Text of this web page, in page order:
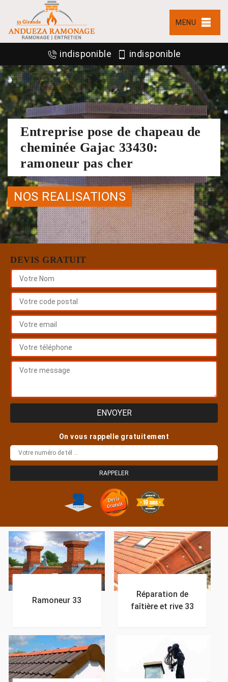
MENU
indisponible indisponible
Entreprise pose de chapeau de
cheminée Gajac 33430:
ramoneur pas cher
NOS REALISATIONS
DEVIS GRATUIT
On vous rappelle gratuitement
Ramoneur 33
Réparation de
faîtière et rive 33